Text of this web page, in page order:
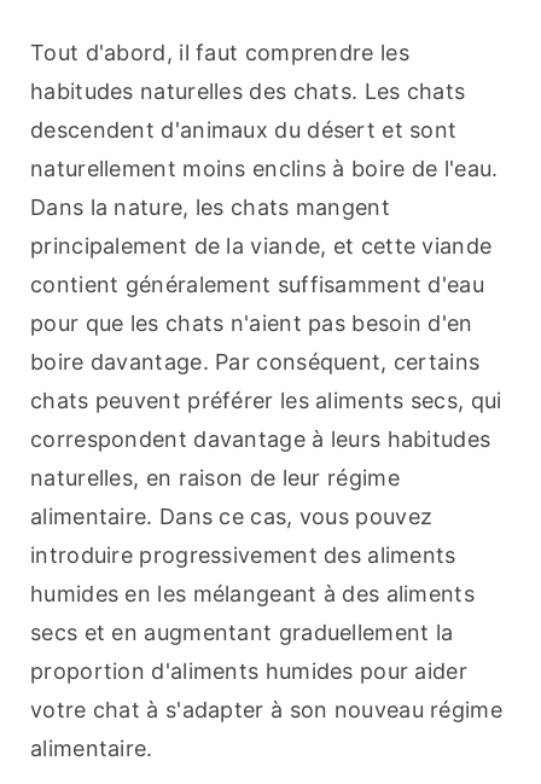
Tout d'abord, il faut comprendre les
habitudes naturelles des chats. Les chats
descendent d'animaux du désert et sont
naturellement moins enclins à boire de l'eau.
Dans la nature, les chats mangent
principalement de la viande, et cette viande
contient généralement suffisamment d'eau
pour que les chats n'aient pas besoin d'en
boire davantage. Par conséquent, certains
chats peuvent préférer les aliments secs, qui
correspondent davantage à leurs habitudes
naturelles, en raison de leur régime
alimentaire. Dans ce cas, vous pouvez
introduire progressivement des aliments
humides en les mélangeant à des aliments
secs et en augmentant graduellement la
proportion d'aliments humides pour aider
votre chat à s'adapter à son nouveau régime
alimentaire.